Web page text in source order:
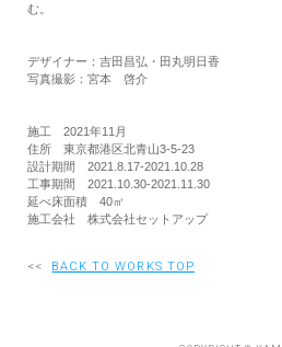
む。
デザイナー：吉田昌弘・田丸明日香
写真撮影：宮本 啓介
施工 2021年11月
住所 東京都港区北青山3-5-23
設計期間 2021.8.17-2021.10.28
工事期間 2021.10.30-2021.11.30
延べ床面積 40㎡
施工会社 株式会社セットアップ
<< BACK TO WORKS TOP